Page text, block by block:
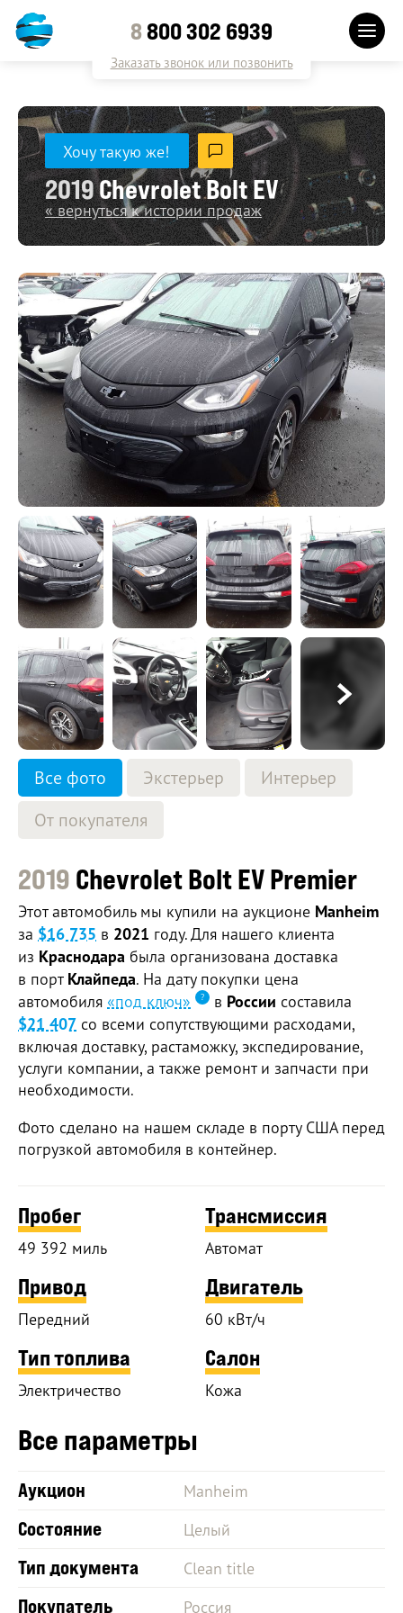
8800 302 6939
Заказать звонок или позвонить
2019Chevrolet Bolt EV
« вернуться к истории продаж
Хочу такую же!
Все фото Экстерьер
Интерьер
От покупателя
2019 Chevrolet Bolt EV Premier
Этот автомобиль мы купили на аукционе Manheim
за $16 735 в 2021 году. Для нашего клиента
из Краснодара была организована доставка
в порт Клайпеда. На дату покупки цена
автомобиля «под ключ» в России составила
$21 407 со всеми сопутствующими расходами,
включая доставку, растаможку, экспедирование,
услуги компании, а также ремонт и запчасти при
необходимости.
Фото сделано на нашем складе в порту США перед
погрузкой автомобиля в контейнер.
Пробег
49 392 миль
Трансмиссия
Автомат
Привод
Передний
Двигатель
60 кВт/ч
Тип топлива
Электричество
Салон
Кожа
Все параметры
Аукцион Manheim
Состояние Целый
Тип документа Clean title
Покупатель Россия